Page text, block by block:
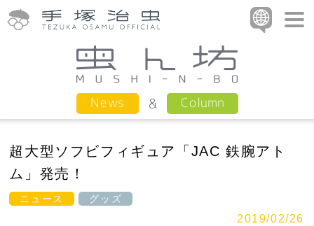
News Column
超大型ソフビフィギュア「JAC 鉄腕アト
ム」発売！
ニュース グッズ
2019/02/26